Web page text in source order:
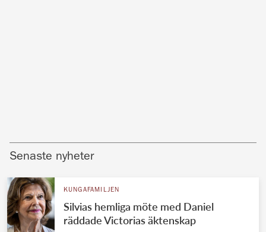
Senaste nyheter
KUNGAFAMILJEN
Silvias hemliga möte med Daniel
räddade Victorias äktenskap